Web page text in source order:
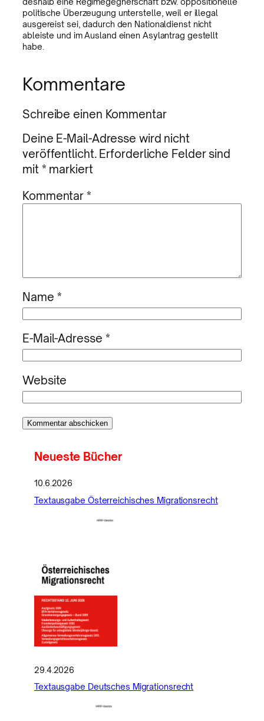
politische Überzeugung unterstelle, weil er illegal
ausgereist sei, dadurch den Nationaldienst nicht
ableiste und im Ausland einen Asylantrag gestellt
habe.
Kommentare
Schreibe einen Kommentar
Deine E-Mail-Adresse wird nicht
veröffentlicht. Erforderliche Felder sind
mit * markiert
Kommentar*
Name *
E-Mail-Adresse *
Website
Neueste Bücher
10.6.2026
Textausgabe Österreichisches Migrationsrecht
29.4.2026
Textausgabe Deutsches Migrationsrecht